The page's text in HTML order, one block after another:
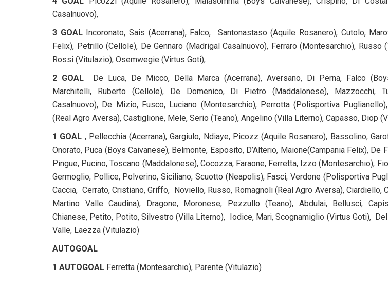
Casalnuovo),
3 GOAL Incoronato, Sais (Acerrana), Falco, Santonastaso (Aquile Rosanero), Cutolo,
Felix), Petrillo (Cellole), De Gennaro (Madrigal Casalnuovo), Ferraro (Montesarchio), Russo
Rossi (Vitulazio), Osemwegie (Virtus Goti),
2 GOAL
De Luca, De Micco, Della Marca (Acerrana), Aversano, Di Perna, Falco
Marchitelli, Ruberto (Cellole), De Domenico, Di Pietro (Maddalonese), Mazzocchi,
Casalnuovo), De Mizio, Fusco, Luciano (Montesarchio), Perrotta (Polisportiva
(Real Agro Aversa), Castiglione, Mele, Serio (Teano), Angelino (Villa Literno), Capasso, Diop
1 GOAL , Pellecchia (Acerrana), Gargiulo, Ndiaye, Picozz (Aquile Rosanero), Bassolino,
Onorato, Puca (Boys Caivanese), Belmonte, Esposito, D’Alterio, Maione(Campania Felix), De
Pingue, Pucino, Toscano (Maddalonese), Cocozza, Faraone, Ferretta, Izzo (Montesarchio),
Germoglio, Pollice, Polverino, Siciliano, Scuotto (Neapolis), Fasci, Verdone (Polisportiva
Caccia, Cerrato, Cristiano, Griffo, Noviello, Russo, Romagnoli (Real Agro Aversa), Ciardiello,
Martino Valle Caudina), Dragone, Moronese, Pezzullo (Teano), Abdulai, Bellusci,
Chianese, Petito, Potito, Silvestro (Villa Literno), Iodice, Mari, Scognamiglio (Virtus Goti),
Valle, Laezza (Vitulazio)
AUTOGOAL
1 AUTOGOAL Ferretta (Montesarchio), Parente (Vitulazio)